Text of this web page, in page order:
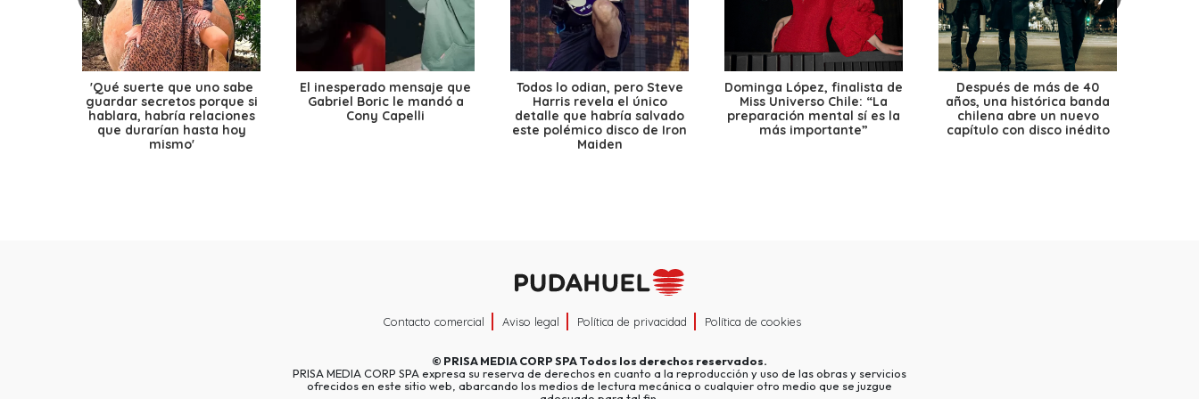
'Qué suerte que uno sabe
guardar secretos porque si
hablara, habría relaciones
que durarían hasta hoy
mismo'
El inesperado mensaje que
Gabriel Boric le mandó a
Cony Capelli
Todos lo odian, pero Steve
Harris revela el único
detalle que habría salvado
este polémico disco de Iron
Maiden
Dominga López, finalista de
Miss Universo Chile: “La
preparación mental sí es la
más importante”
Después de más de 40
años, una histórica banda
chilena abre un nuevo
capítulo con disco inédito
Contacto comercial Aviso legal Política de privacidad Política de cookies
© PRISA MEDIA CORP SPATodos los derechos reservados.
PRISA MEDIA CORP SPA expresa su reserva de derechos en cuanto a la reproducción y uso de las obras y servicios
ofrecidos en este sitio web, abarcando los medios de lectura mecánica o cualquier otro medio que se juzgue